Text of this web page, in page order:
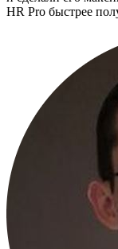
HR Pro быстрее